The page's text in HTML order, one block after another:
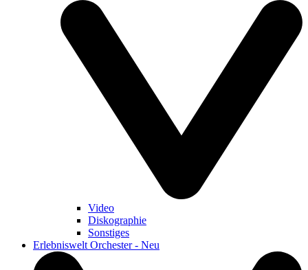
Video
Diskographie
Sonstiges
Erlebniswelt Orchester - Neu